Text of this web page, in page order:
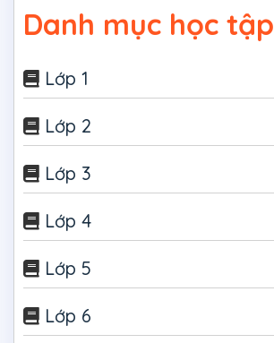
Danh mục học tập
Lớp 1
Lớp 2
Lớp 3
Lớp 4
Lớp 5
Lớp 6